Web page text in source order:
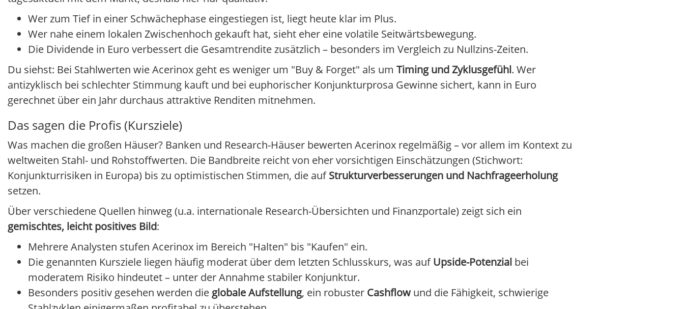
Wer zum Tief in einer Schwächephase eingestiegen ist, liegt heute klar im Plus.
Wer nahe einem lokalen Zwischenhoch gekauft hat, sieht eher eine volatile Seitwärtsbewegung.
Die Dividende in Euro verbessert die Gesamtrendite zusätzlich – besonders im Vergleich zu Nullzins-Zeiten.
Du siehst: Bei Stahlwerten wie Acerinox geht es weniger um "Buy & Forget" als um Timing und Zyklusgefühl. Wer
antizyklisch bei schlechter Stimmung kauft und bei euphorischer Konjunkturprosa Gewinne sichert, kann in Euro
gerechnet über ein Jahr durchaus attraktive Renditen mitnehmen.
Das sagen die Profis (Kursziele)
Was machen die großen Häuser? Banken und Research-Häuser bewerten Acerinox regelmäßig – vor allem im Kontext zu
weltweiten Stahl- und Rohstoffwerten. Die Bandbreite reicht von eher vorsichtigen Einschätzungen (Stichwort:
Konjunkturrisiken in Europa) bis zu optimistischen Stimmen, die aufStrukturverbesserungen und Nachfrageerholung
setzen.
Über verschiedene Quellen hinweg (u.a. internationale Research-Übersichten und Finanzportale) zeigt sich ein
gemischtes, leicht positives Bild:
Mehrere Analysten stufen Acerinox im Bereich "Halten" bis "Kaufen" ein.
Die genannten Kursziele liegen häufig moderat über dem letzten Schlusskurs, was aufUpside-Potenzial bei
moderatem Risiko hindeutet – unter der Annahme stabiler Konjunktur.
Besonders positiv gesehen werden dieglobale Aufstellung, ein robuster Cashflowund die Fähigkeit, schwierige